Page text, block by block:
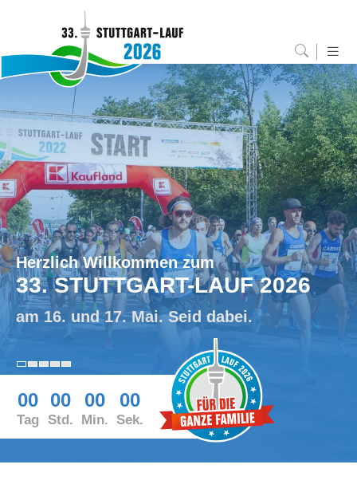
Herzlich Willkommen zum
33. STUTTGART-LAUF 2026
am 16. und 17. Mai. Seid dabei.
00
Tag
00
Std.
00
Min.
00
Sek.